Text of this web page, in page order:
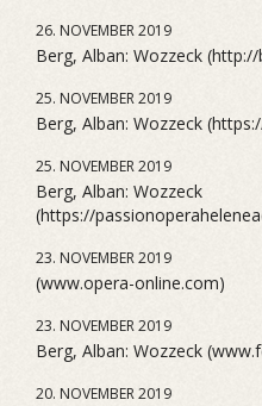
26. NOVEMBER 2019
Berg, Alban: Wozzeck
25. NOVEMBER 2019
Berg, Alban: Wozzeck
25. NOVEMBER 2019
Berg, Alban: Wozzeck
(https://
23. NOVEMBER 2019
(www.opera-online.com)
23. NOVEMBER 2019
Berg, Alban: Wozzeck
20. NOVEMBER 2019